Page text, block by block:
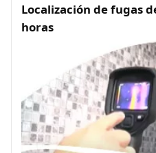
Localización de fugas
horas